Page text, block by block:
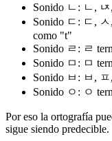
Sonido ㄴ: ㄴ,
Sonido ㄷ: ㄷ,
como "t"
Sonido ㄹ: ㄹ
Sonido ㅁ: ㅁ
Sonido ㅂ: ㅂ,
Sonido ㅇ: ㅇ
Por eso la ortografía
sigue siendo predecible.